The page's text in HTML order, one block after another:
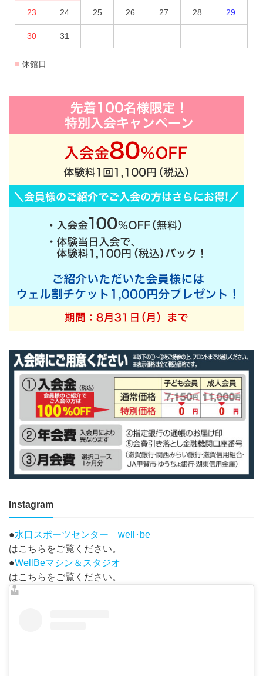
Instagram
●水口スポーツセンター well･be
はこちらをご覧ください。
●WellBeマシン＆スタジオ
はこちらをご覧ください。